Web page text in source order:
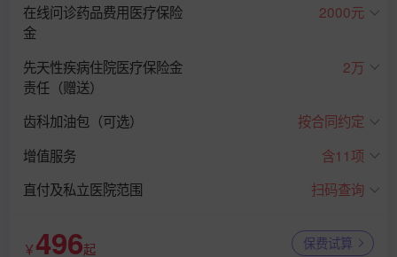
在线问诊药品费用医疗保险
金
2000元
先天性疾病住院医疗保险金
责任（赠送）
2万
齿科加油包（可选）
按合同约定
增值服务
含11项
直付及私立医院范围
扫码查询
￥ 496起 保费试算